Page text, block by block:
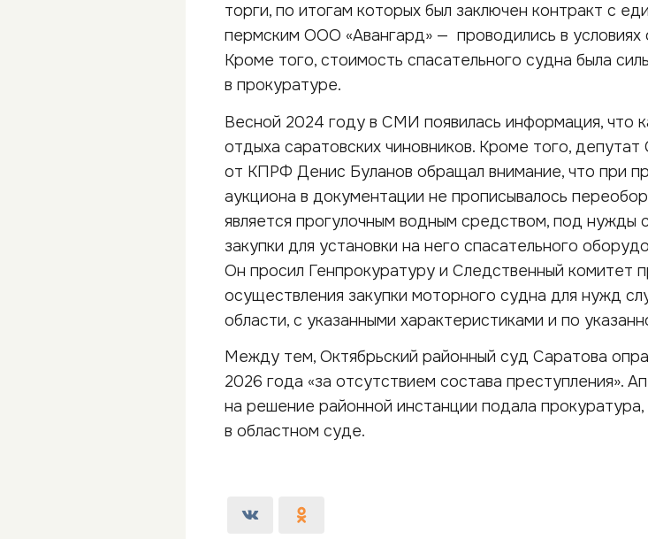
торги, по итогам которых был заключен контракт с
пермским ООО «Авангард» — проводились в условиях
Кроме того, стоимость спасательного судна была
в прокуратуре.
Весной 2024 году в СМИ появилась информация, что
отдыха саратовских чиновников. Кроме того,
от КПРФ Денис Буланов обращал внимание, что при
аукциона в документации не прописывалось
является прогулочным водным средством, под нужды
закупки для установки на него спасательного
Он просил Генпрокуратуру и Следственный комитет
осуществления закупки моторного судна для нужд
области, с указанными характеристиками и по
Между тем, Октябрьский районный суд Саратова
2026 года «за отсутствием состава преступления».
на решение районной инстанции подала
в областном суде.